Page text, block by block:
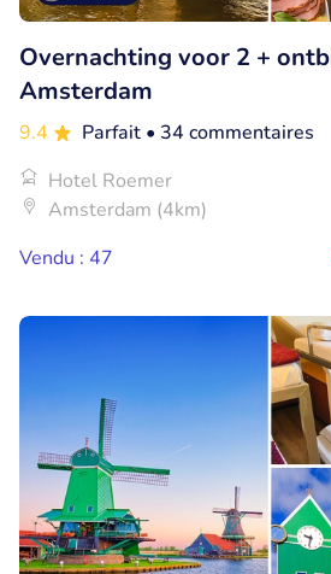
Overnachting voor 2 +
Amsterdam
9.4 Parfait • 34 commentaires
Hotel Roemer
Amsterdam (4km)
Vendu : 47